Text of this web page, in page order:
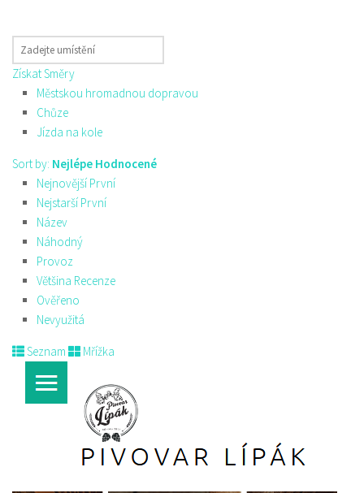
Získat Směry
Městskou hromadnou dopravou
Chůze
Jízda na kole
Sort by: Nejlépe Hodnocené
Nejnovější První
Nejstarší První
Název
Náhodný
Provoz
Většina Recenze
Ověřeno
Nevyužitá
Seznam Mřížka